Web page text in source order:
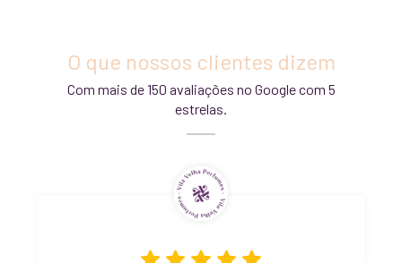
O que nossos clientes dizem
Com mais de 150 avaliações no Google com 5
estrelas.